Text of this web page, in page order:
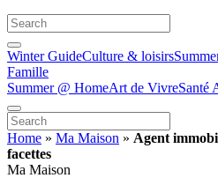
Winter GuideCulture & loisirs
Famille
Summer @ HomeArt de VivreSanté
Home » Ma Maison » Agent
facettes
Ma Maison